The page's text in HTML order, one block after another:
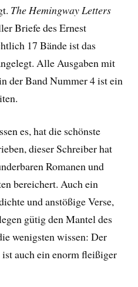
The Hemingway Letters
Briefe des Ernest
17 Bände ist das
Alle Ausgaben mit
der Band Nummer 4 ist ein
es, hat die schönste
dieser Schreiber hat
Romanen und
bereichert. Auch ein
und anstößige Verse,
gütig den Mantel des
wenigsten wissen: Der
auch ein enorm fleißiger